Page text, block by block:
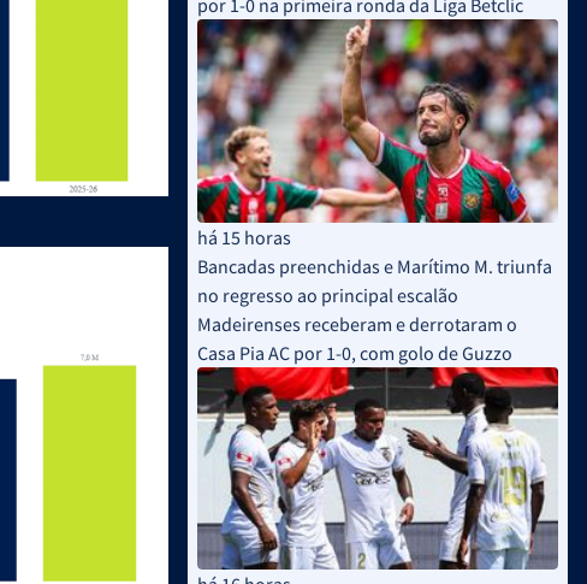
há 15 horas
Bancadas preenchidas e Marítimo M. triunfa
no regresso ao principal escalão
Madeirenses receberam e derrotaram o
Casa Pia AC por 1-0, com golo de Guzzo